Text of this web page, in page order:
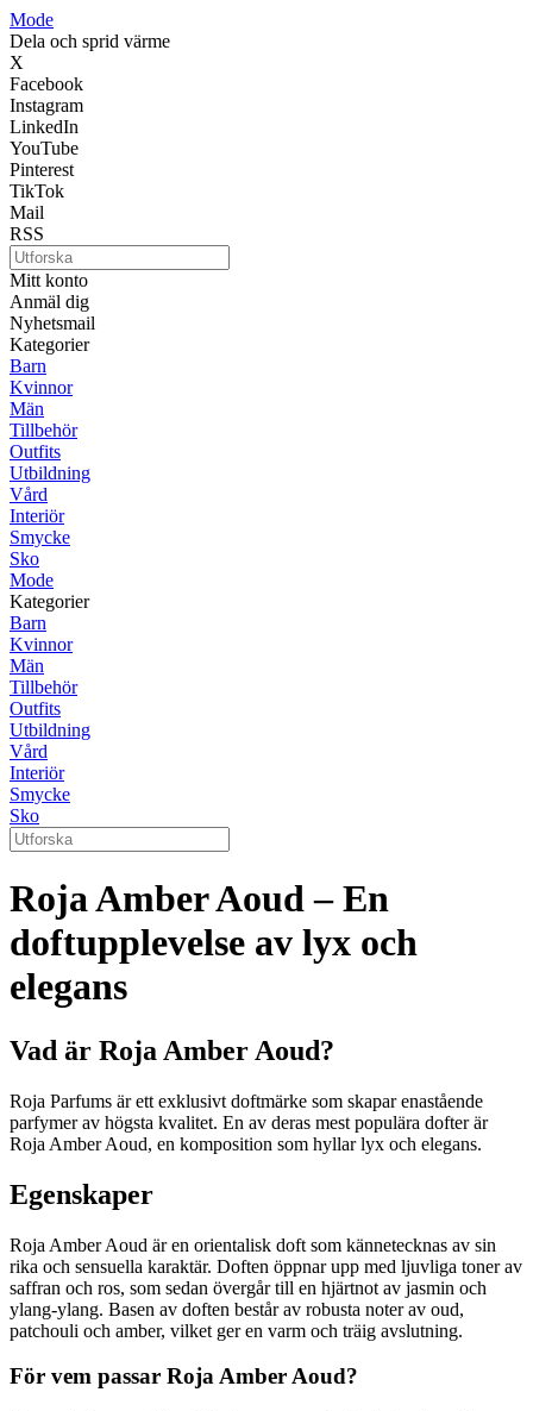
Mode
Dela och sprid värme
X
Facebook
Instagram
LinkedIn
YouTube
Pinterest
TikTok
Mail
RSS
Mitt konto
Anmäl dig
Nyhetsmail
Kategorier
Barn
Kvinnor
Män
Tillbehör
Outfits
Utbildning
Vård
Interiör
Smycke
Sko
Mode
Kategorier
Barn
Kvinnor
Män
Tillbehör
Outfits
Utbildning
Vård
Interiör
Smycke
Sko
Roja Amber Aoud – En
doftupplevelse av lyx och
elegans
Vad är Roja Amber Aoud?
Roja Parfums är ett exklusivt doftmärke som skapar enastående
parfymer av högsta kvalitet. En av deras mest populära dofter är
Roja Amber Aoud, en komposition som hyllar lyx och elegans.
Egenskaper
Roja Amber Aoud är en orientalisk doft som kännetecknas av sin
rika och sensuella karaktär. Doften öppnar upp med ljuvliga toner av
saffran och ros, som sedan övergår till en hjärtnot av jasmin och
ylang-ylang. Basen av doften består av robusta noter av oud,
patchouli och amber, vilket ger en varm och träig avslutning.
För vem passar Roja Amber Aoud?